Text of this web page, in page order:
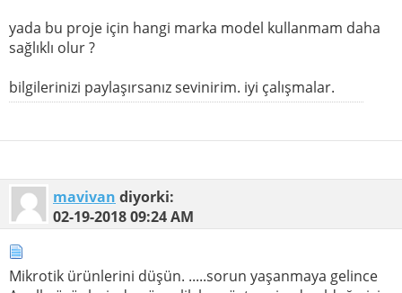
yada bu proje için hangi marka model kullanmam daha
sağlıklı olur ?
bilgilerinizi paylaşırsanız sevinirim. iyi çalışmalar.
mavivan diyorki:
02-19-201809:24 AM
Mikrotik ürünlerini düşün. .....sorun yaşanmaya gelince